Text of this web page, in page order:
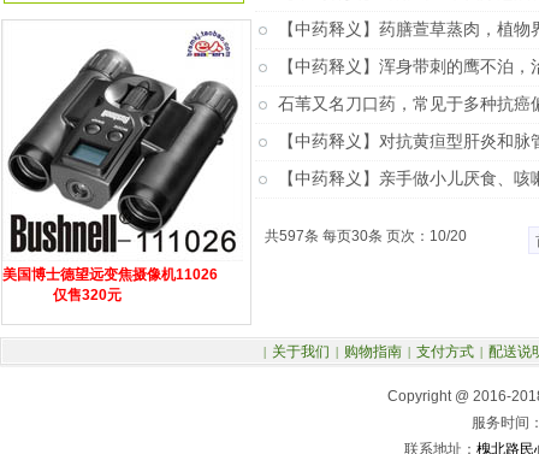
【中药释义】药膳萱草蒸肉，植物
【中药释义】浑身带刺的鹰不泊
石苇又名刀口药，常见于多种抗癌
【中药释义】对抗黄疸型肝炎和
【中药释义】亲手做小儿厌食、
共597条 每页30条 页次：10/20
美国博士德望远变焦摄像机11026
仅售320元
| 关于我们 | 购物指南 | 支付方式 | 配送说
Copyright @ 2016-
服务时间
联系地址： 槐北路民